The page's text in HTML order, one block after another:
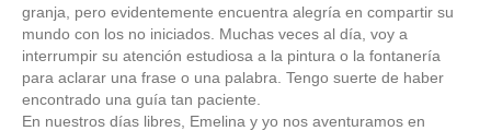
granja, pero evidentemente encuentra alegría en compartir su
mundo con los no iniciados. Muchas veces al día, voy a
interrumpir su atención estudiosa a la pintura o la fontanería
para aclarar una frase o una palabra. Tengo suerte de haber
encontrado una guía tan paciente.
En nuestros días libres, Emelina y yo nos aventuramos en